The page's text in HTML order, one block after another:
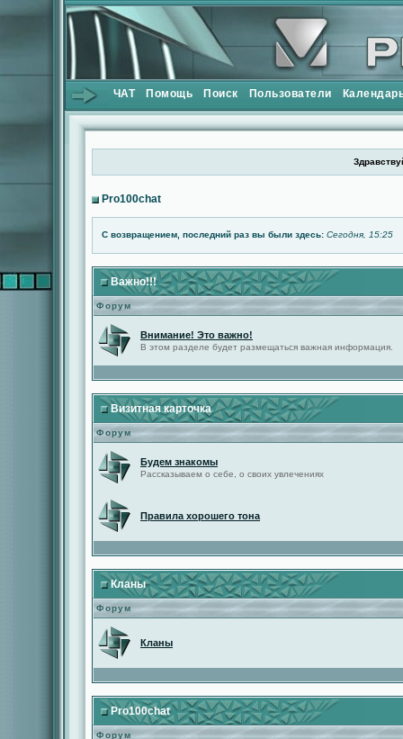
ЧАТ Помощь Поиск Пользователи
Pro100chat
С возвращением, последний раз вы были здесь: Сегодня, 15:25
Важно!!!
Форум
Внимание! Это важно!
В этом разделе будет размещаться важная информация.
Визитная карточка
Форум
Будем знакомы
Рассказываем о себе, о своих увлечениях
Правила хорошего тона
Кланы
Форум
Кланы
Pro100chat
Форум